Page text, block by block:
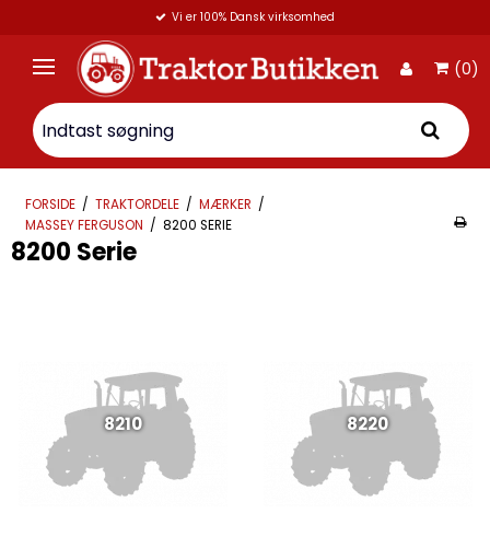
Vi er 100% Dansk virksomhed
(0)
FORSIDE / TRAKTORDELE / MÆRKER /
MASSEY FERGUSON / 8200 SERIE
8200 Serie
8210 8220